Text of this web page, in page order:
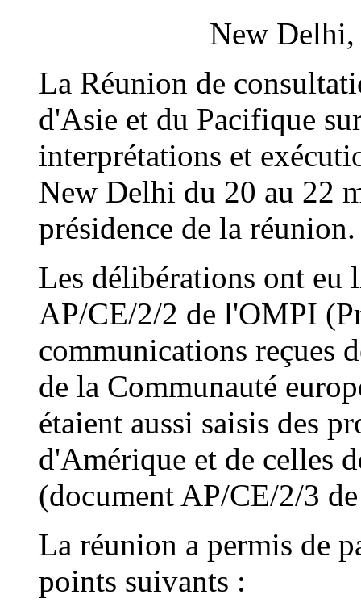
New
La Réunion de
d'Asie et du Pacifique
interprétations et
New Delhi du 20 au 22
présidence de la réunion.
Les délibérations ont eu
AP/CE/2/2 de l'OMPI
communications reçues
de la Communauté
étaient aussi saisis des
d'Amérique et de celles
(document AP/CE/2/3
La réunion a permis de
points suivants :